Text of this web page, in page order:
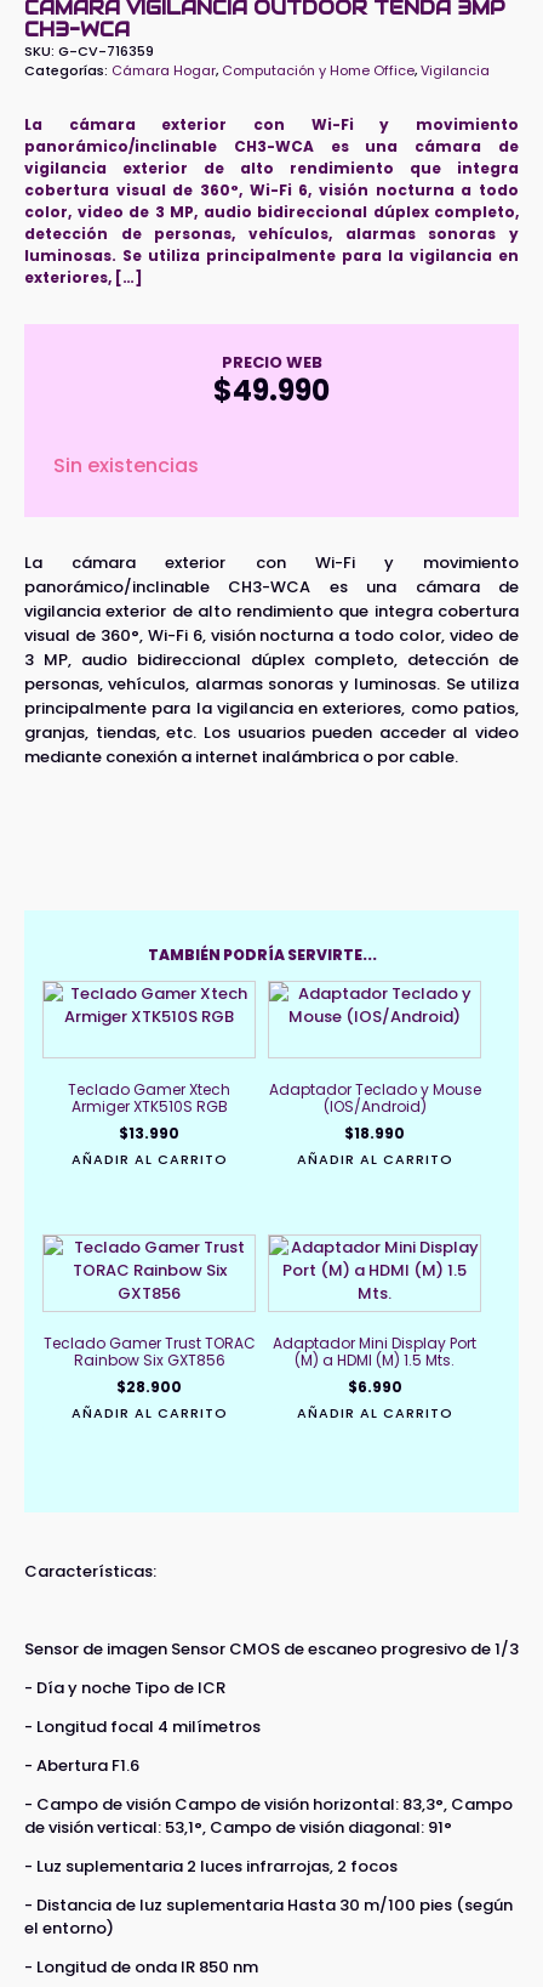
CÁMARA VIGILANCIA OUTDOOR TENDA 3MP
CH3-WCA
SKU: G-CV-716359
Categorías: Cámara Hogar, Computación y Home Office,Vigilancia
La cámara exterior con Wi-Fi y movimiento
panorámico/inclinable CH3-WCA es una cámara de
vigilancia exterior de alto rendimiento que integra
cobertura visual de 360°, Wi-Fi 6, visión nocturna a todo
color, video de 3 MP, audio bidireccional dúplex completo,
detección de personas, vehículos, alarmas sonoras y
luminosas. Se utiliza principalmente para la vigilancia en
exteriores, […]
PRECIO WEB
$49.990
Sin existencias
La cámara exterior con Wi-Fi y movimiento
panorámico/inclinable CH3-WCA es una cámara de
vigilancia exterior de alto rendimiento que integra cobertura
visual de 360°, Wi-Fi 6, visión nocturna a todo color, video de
3 MP, audio bidireccional dúplex completo, detección de
personas, vehículos, alarmas sonoras y luminosas. Se utiliza
principalmente para la vigilancia en exteriores, como patios,
granjas, tiendas, etc. Los usuarios pueden acceder al video
mediante conexión a internet inalámbrica o por cable.
TAMBIÉN PODRÍA SERVIRTE...
Teclado Gamer Xtech
Armiger XTK510S RGB
$13.990
AÑADIR AL CARRITO
Adaptador Teclado y Mouse
(IOS/Android)
$18.990
AÑADIR AL CARRITO
Teclado Gamer Trust TORAC
Rainbow Six GXT856
$28.900
AÑADIR AL CARRITO
Adaptador Mini Display Port
(M) a HDMI (M) 1.5 Mts.
$6.990
AÑADIR AL CARRITO
Características:
Sensor de imagen Sensor CMOS de escaneo progresivo de 1/3
- Día y noche Tipo de ICR
- Longitud focal 4 milímetros
- Abertura F1.6
- Campo de visión Campo de visión horizontal: 83,3°, Campo
de visión vertical: 53,1°, Campo de visión diagonal: 91°
- Luz suplementaria 2 luces infrarrojas, 2 focos
- Distancia de luz suplementaria Hasta 30 m/100 pies (según
el entorno)
- Longitud de onda IR 850 nm